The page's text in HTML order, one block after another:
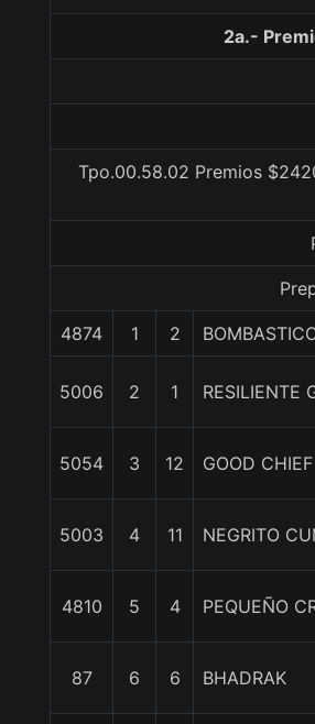
2a.-
Tpo.00.58.02 Premios
4874 1 2
5006 2 1 RESILIENTE
5054 3 12 GOOD CHIEF
5003 4 11 NEGRITO
4810 5 4 PEQUEÑO
87 6 6 BHADRAK